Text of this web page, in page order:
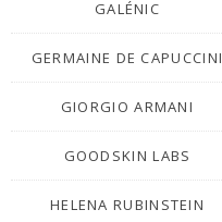
GALÉNIC
GERMAINE DE CAPUCCINI
GIORGIO ARMANI
GOODSKIN LABS
HELENA RUBINSTEIN